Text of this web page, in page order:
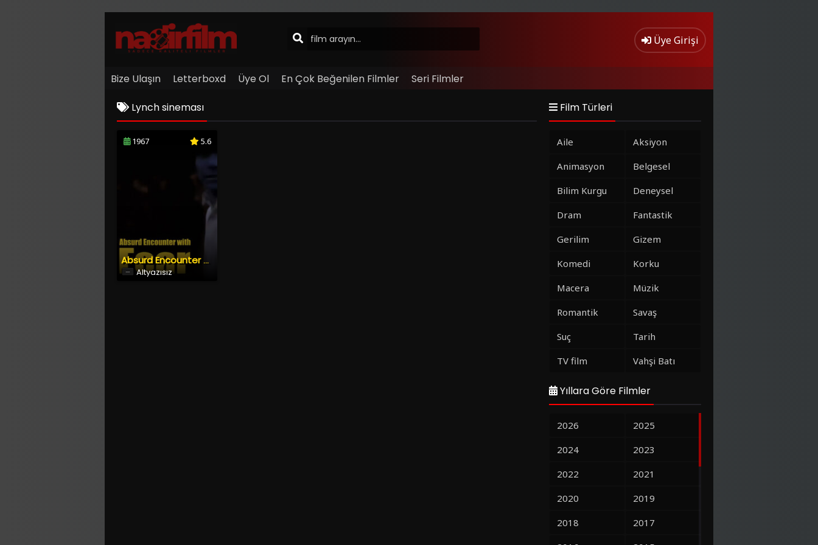
Üye Girişi
Bize Ulaşın Letterboxd Üye Ol En Çok Beğenilen Filmler Seri Filmler
Lynch sineması
1967 5.6
Absurd Encounter with Fear
Altyazısız
Film Türleri
Aile
Aksiyon
Animasyon
Belgesel
Bilim Kurgu
Deneysel
Dram
Fantastik
Gerilim
Gizem
Komedi
Korku
Macera
Müzik
Romantik
Savaş
Suç
Tarih
TV film
Vahşi Batı
Yıllara Göre Filmler
2026
2025
2024
2023
2022
2021
2020
2019
2018
2017